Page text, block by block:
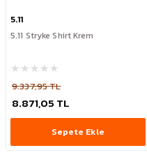
5.11
5.11 Stryke Shirt Krem
9.337,95 TL
8.871,05 TL
Sepete Ekle